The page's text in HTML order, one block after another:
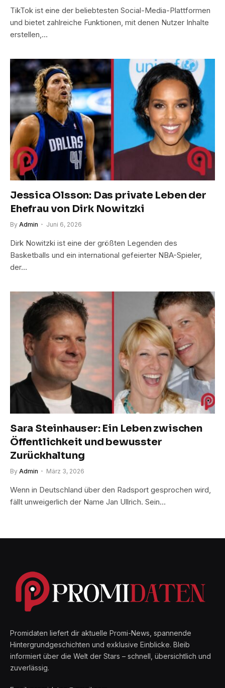
TikTok ist eine der beliebtesten Social-Media-Plattformen
und bietet zahlreiche Funktionen, mit denen Nutzer Inhalte
erstellen,…
Jessica Olsson: Das private Leben der
Ehefrau von Dirk Nowitzki
By Admin Juni 6, 2026
Dirk Nowitzki ist eine der größten Legenden des
Basketballs und ein international gefeierter NBA-Spieler,
der…
Sara Steinhauser: Ein Leben zwischen
Öffentlichkeit und bewusster
Zurückhaltung
By Admin März 3, 2026
Wenn in Deutschland über den Radsport gesprochen wird,
fällt unweigerlich der Name Jan Ullrich. Sein…
Promidaten liefert dir aktuelle Promi-News, spannende
Hintergrundgeschichten und exklusive Einblicke. Bleib
informiert über die Welt der Stars – schnell, übersichtlich und
zuverlässig.